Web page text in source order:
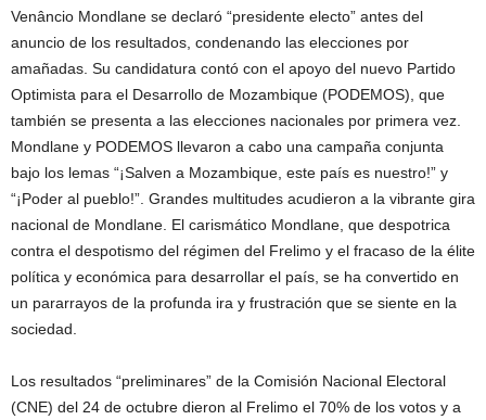
Venâncio Mondlane se declaró “presidente electo” antes del
anuncio de los resultados, condenando las elecciones por
amañadas. Su candidatura contó con el apoyo del nuevo Partido
Optimista para el Desarrollo de Mozambique (PODEMOS), que
también se presenta a las elecciones nacionales por primera vez.
Mondlane y PODEMOS llevaron a cabo una campaña conjunta
bajo los lemas “¡Salven a Mozambique, este país es nuestro!” y
“¡Poder al pueblo!”. Grandes multitudes acudieron a la vibrante gira
nacional de Mondlane. El carismático Mondlane, que despotrica
contra el despotismo del régimen del Frelimo y el fracaso de la élite
política y económica para desarrollar el país, se ha convertido en
un pararrayos de la profunda ira y frustración que se siente en la
sociedad.
Los resultados “preliminares” de la Comisión Nacional Electoral
(CNE) del 24 de octubre dieron al Frelimo el 70% de los votos y a